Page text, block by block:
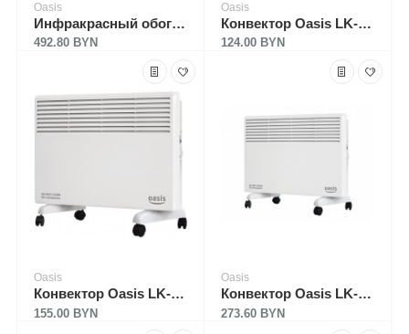
Oasis
Инфракрасный обогреватель Oasis Oasis IN-20 (P)
492.80 BYN
Oasis
Конвектор Oasis LK-10D
124.00 BYN
Oasis
Конвектор Oasis LK-15D
155.00 BYN
Oasis
Конвектор Oasis LK-20D
273.60 BYN